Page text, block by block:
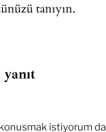
tanıyın.
istiyorum da